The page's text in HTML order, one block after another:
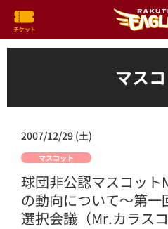
マス
2007/12/29 (土)
マスコット
球団非公認マスコッ
の動向について～第一
選択会議（Mr.カラス